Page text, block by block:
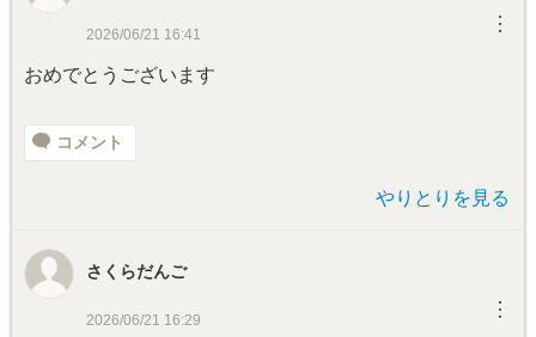
2026/06/21 16:41 ︙
おめでとうございます
コメント
やりとりを見る
さくらだんご
2026/06/21 16:29 ︙